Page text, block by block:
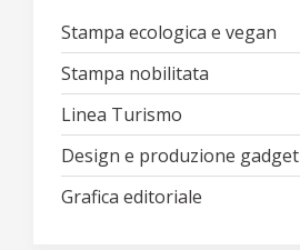
Stampa ecologica e vegan
Stampa nobilitata
Linea Turismo
Design e produzione gadget
Grafica editoriale